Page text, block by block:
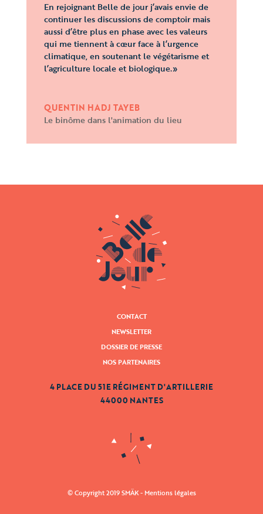
En rejoignant Belle de jour j’avais envie de
continuer les discussions de comptoir mais
aussi d’être plus en phase avec les valeurs
qui me tiennent à cœur face à l’urgence
climatique, en soutenant le végétarisme et
l’agriculture locale et biologique.»
QUENTIN HADJ TAYEB
Le binôme dans l'animation du lieu
CONTACT
NEWSLETTER
DOSSIER DE PRESSE
NOS PARTENAIRES
4 PLACE DU 51E RÉGIMENT D'ARTILLERIE
44000 NANTES
© Copyright 2019 SMÄK - Mentions légales